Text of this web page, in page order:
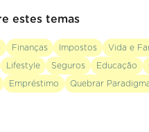
estes temas
Finanças Impostos Vida e
Lifestyle Seguros Educação
Empréstimo Quebrar